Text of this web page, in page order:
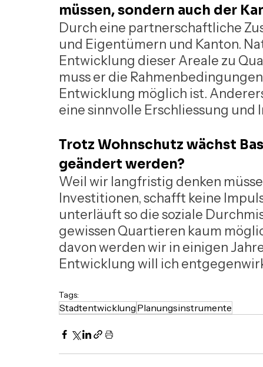
müssen, sondern auch der
Durch eine partnerschaftliche
und Eigentümern und Kanton.
Entwicklung dieser Areale zu
muss er die
Entwicklung möglich ist.
eine sinnvolle Erschliessung und
Trotz Wohnschutz wächst
geändert werden?
Weil wir langfristig denken
Investitionen, schafft keine
unterläuft so die soziale
gewissen Quartieren kaum
davon werden wir in einigen
Entwicklung will ich
Tags:
Stadtentwicklung Planungsinstrumente